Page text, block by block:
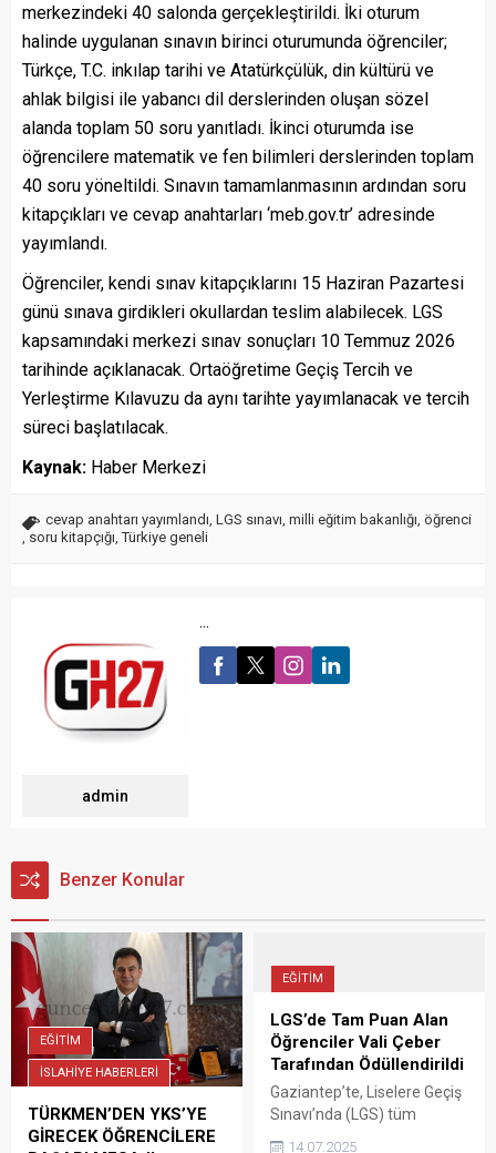
merkezindeki 40 salonda gerçekleştirildi. İki oturum
halinde uygulanan sınavın birinci oturumunda öğrenciler;
Türkçe, T.C. inkılap tarihi ve Atatürkçülük, din kültürü ve
ahlak bilgisi ile yabancı dil derslerinden oluşan sözel
alanda toplam 50 soru yanıtladı. İkinci oturumda ise
öğrencilere matematik ve fen bilimleri derslerinden toplam
40 soru yöneltildi. Sınavın tamamlanmasının ardından soru
kitapçıkları ve cevap anahtarları ‘meb.gov.tr’ adresinde
yayımlandı.
Öğrenciler, kendi sınav kitapçıklarını 15 Haziran Pazartesi
günü sınava girdikleri okullardan teslim alabilecek. LGS
kapsamındaki merkezi sınav sonuçları 10 Temmuz 2026
tarihinde açıklanacak. Ortaöğretime Geçiş Tercih ve
Yerleştirme Kılavuzu da aynı tarihte yayımlanacak ve tercih
süreci başlatılacak.
Kaynak: Haber Merkezi
cevap anahtarı yayımlandı LGS sınavı milli eğitim bakanlığı öğrenci
,soru kitapçığı ,Türkiye geneli
admin
...
Benzer Konular
EĞİTİM
İSLAHİYE HABERLERİ
TÜRKMEN’DEN YKS’YE
GİRECEK ÖĞRENCİLERE
EĞİTİM
LGS’de Tam Puan Alan
Öğrenciler Vali Çeber
Tarafından Ödüllendirildi
Gaziantep’te, Liselere Geçiş
Sınavı’nda (LGS) tüm
14.07.2025